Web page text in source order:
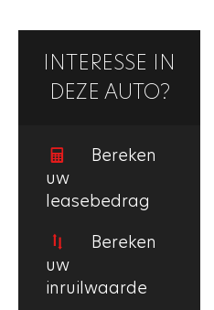
INTERESSE IN
DEZE AUTO?
Bereken
uw
leasebedrag
Bereken
uw
inruilwaarde